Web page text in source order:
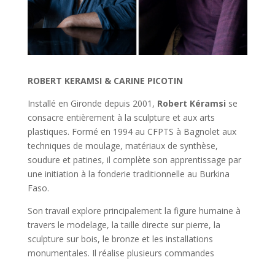
ROBERT KERAMSI & CARINE PICOTIN
Installé en Gironde depuis 2001, Robert Kéramsi se
consacre entièrement à la sculpture et aux arts
plastiques. Formé en 1994 au CFPTS à Bagnolet aux
techniques de moulage, matériaux de synthèse,
soudure et patines, il complète son apprentissage par
une initiation à la fonderie traditionnelle au Burkina
Faso.
Son travail explore principalement la figure humaine à
travers le modelage, la taille directe sur pierre, la
sculpture sur bois, le bronze et les installations
monumentales. Il réalise plusieurs commandes